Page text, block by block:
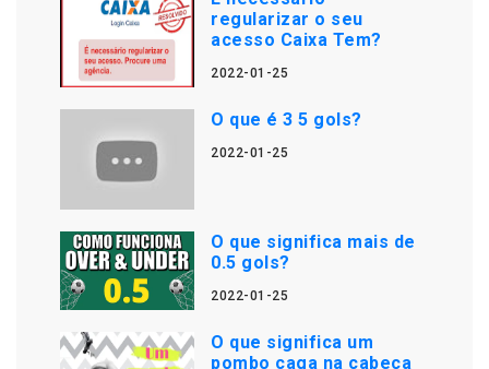
regularizar o seu
acesso Caixa Tem?
2022-01-25
O que é 3 5 gols?
2022-01-25
O que significa mais de
0.5 gols?
2022-01-25
O que significa um
pombo caga na cabeça